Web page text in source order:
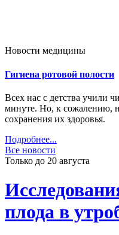
Новости медицины
Гигиена ротовой полости
Всех нас с детства учили
минуте. Но, к сожалению,
сохранения их здоровья.
Подробнее...
Все новости
Только до 20 августа
плода в